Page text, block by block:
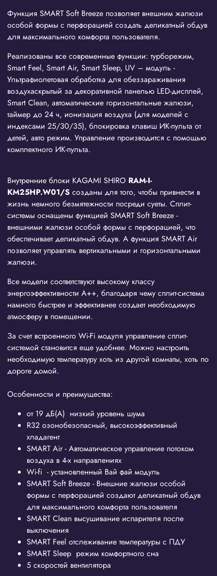
Функция SMART Soft Breeze позволяет внешним жалюзи
особой формы с перфорацией создать деликатный обдув
для максимального комфорта пользователя.
Реализованы все современные функции: турборежим,
Smart Feel, Smart Air, Smart Sleep, UV – модуль -
Ультрафиолетовая обработка для обеззараживания
воздухаскрытый за декоративной панелью LED-дисплей,
Smart Clean, автоматические горизонтальные жалюзи,
таймер до 24 ч, ионизация воздуха (для моделей с
индексами 25/30/35), блокировка клавиш ИК-пульта от
детей, авто режим. Управление производится с помощью
комплектного ИК-пульта.
Внутренние блоки KAGAMI SHIRO RAM-I-
KM25HP.W01/S созданы для того, чтобы привнести в
жизнь немного безмятежности посреди суеты. Сплит-
системы оснащены функцией SMART Soft Breeze -
внешними жалюзи особой формы с перфорацией, что
обеспечивает деликатный обдув. А функция SMART Air
позволяет управлять вертикальными и горизонтальными
жалюзи.
Все модели соответствуют высокому классу
энергоэффективности А++, благодаря чему сплит-система
намного быстрее и эффективнее создает необходимую
атмосферу в помещении.
За счет встроенного Wi-Fi модуля управление сплит-
системой становится еще удобнее. Можно настроить
необходимую температуру хоть из другой комнаты, хоть по
дороге домой.
Особенности и преимущества:
от 19 дБ(А) низкий уровень шума
R32 озонобезопасный, высокоэффективный
хладагент
SMART Air - Автоматическое управление потоком
воздуха в 4-х направлениях
Wi-fi - установленный Вай фай модуль
SMART Soft Breeze - Внешние жалюзи особой
формы с перфорацией создают деликатный обдув
для максимального комфорта пользователя
SMART Clean высушивание испарителя после
выключения
SMART Feel отслеживание температуры с ПДУ
SMART Sleep режим комфортного сна
5 скоростей вентилятора